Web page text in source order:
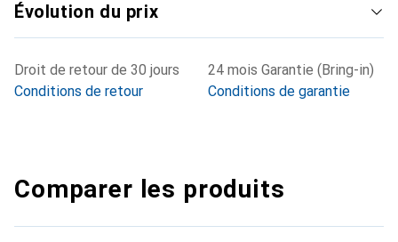
Évolution du prix
Droit de retour de 30 jours
Conditions de retour
24 mois Garantie (Bring-in)
Conditions de garantie
Comparer les produits